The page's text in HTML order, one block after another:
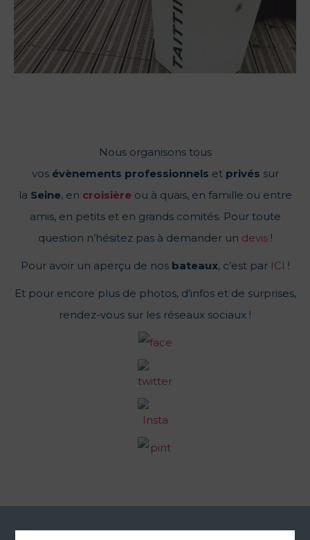
Nous organisons tous
vos évènements professionnels et privés sur
la Seine, en croisière ou à quais, en famille ou entre
amis, en petits et en grands comités. Pour toute
question n’hésitez pas à demander un devis!
Pour avoir un aperçu de nos bateaux, c’est parICI !
Et pour encore plus de photos, d’infos et de surprises,
rendez-vous sur les réseaux sociaux !